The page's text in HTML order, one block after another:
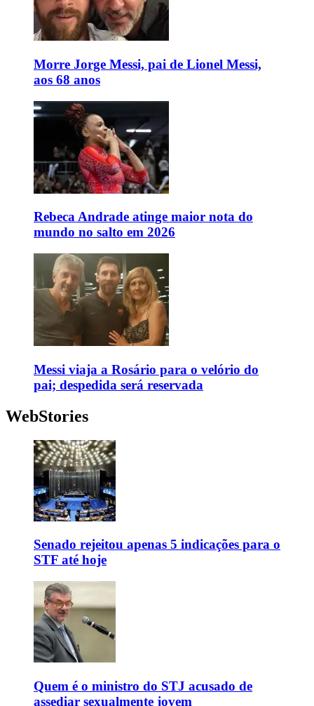
Morre Jorge Messi, pai de Lionel Messi,
aos 68 anos
Rebeca Andrade atinge maior nota do
mundo no salto em 2026
Messi viaja a Rosário para o velório do
pai; despedida será reservada
WebStories
Senado rejeitou apenas 5 indicações para o
STF até hoje
Quem é o ministro do STJ acusado de
assediar sexualmente jovem